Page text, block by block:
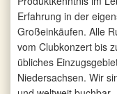
Erfahrung in der
Großeinkäufen. Alle
vom Clubkonzert bis
übliches
Niedersachsen. Wir